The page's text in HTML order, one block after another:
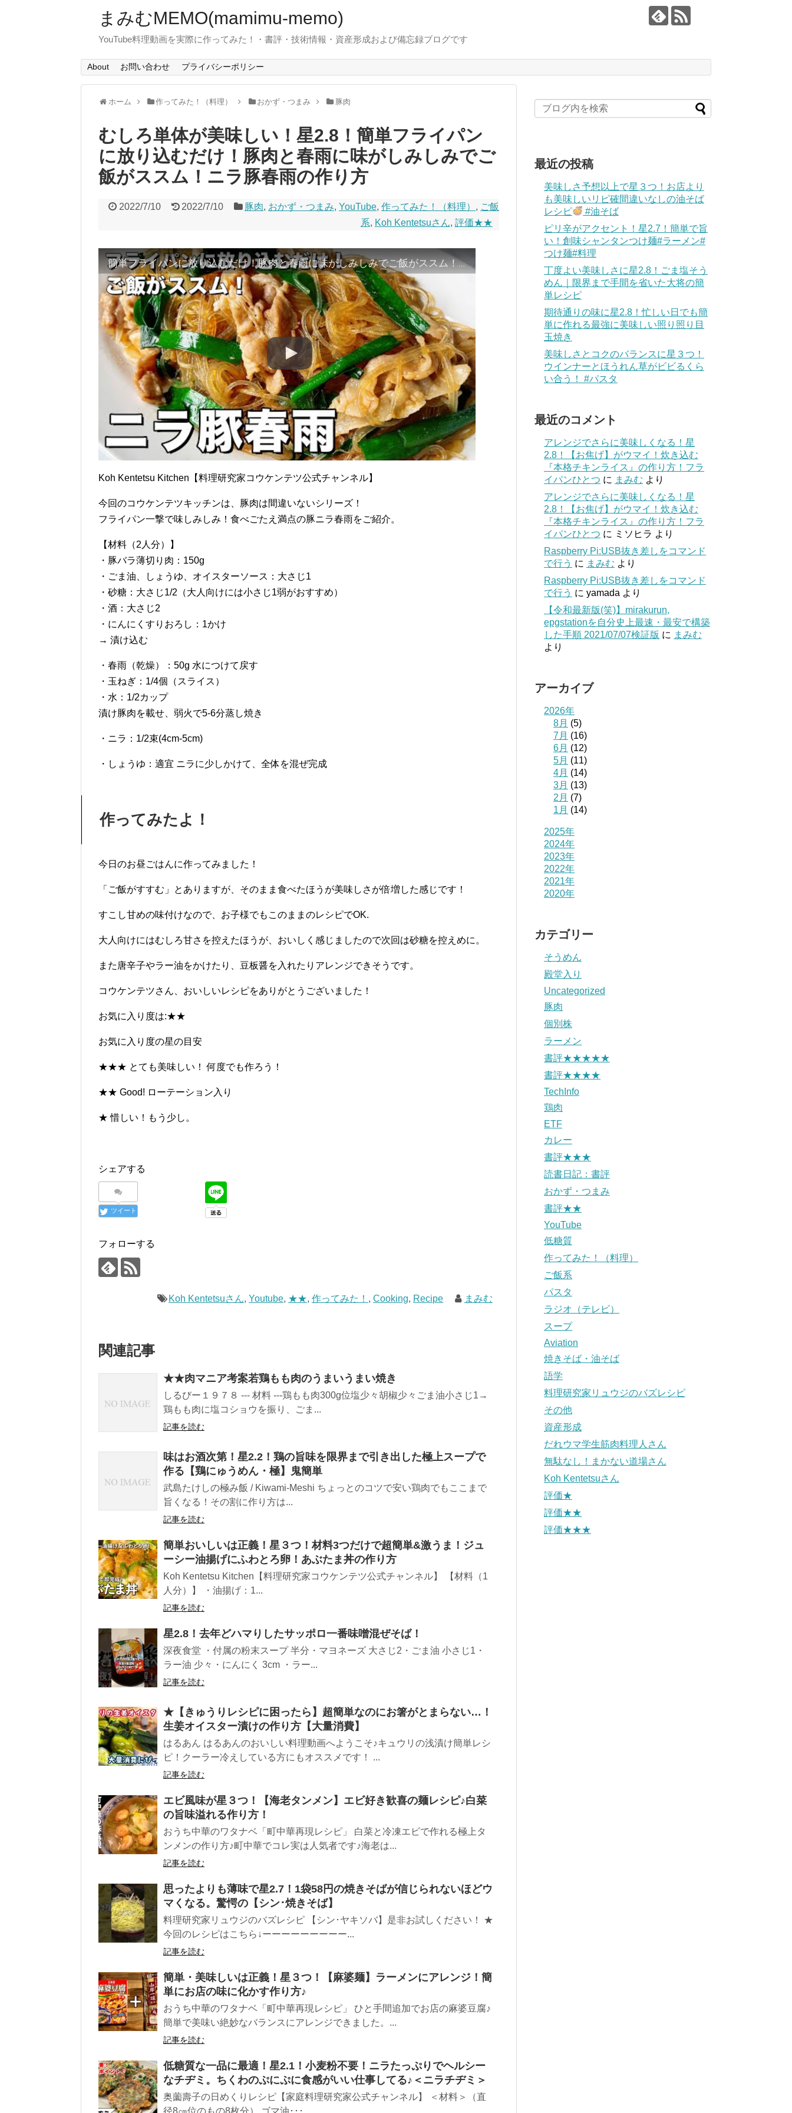
まみむMEMO(mamimu-memo)
YouTube料理動画を実際に作ってみた！・書評・技術情報・資産形成および備忘録ブログです
About お問い合わせ プライバシーポリシー
ホーム 作ってみた！（料理） おかず・つまみ 豚肉
むしろ単体が美味しい！星2.8！簡単フライパン
に放り込むだけ！豚肉と春雨に味がしみしみでご
飯がススム！ニラ豚春雨の作り方
2022/7/10 2022/7/10 豚肉, おかず・つまみ, YouTube, 作ってみた！（料理） , ご飯
系, Koh Kentetsuさん, 評価★★
簡単フライパンに放り込むだけ！豚肉と春雨に味がしみしみでご飯がススム！ニラ豚春雨の作り方
Koh Kentetsu Kitchen【料理研究家コウケンテツ公式チャンネル】
今回のコウケンテツキッチンは、豚肉は間違いないシリーズ！
フライパン一撃で味しみしみ！食べごたえ満点の豚ニラ春雨をご紹介。
【材料（2人分）】
・豚バラ薄切り肉：150g
・ごま油、しょうゆ、オイスターソース：大さじ1
・砂糖：大さじ1/2（大人向けには小さじ1弱がおすすめ）
・酒：大さじ2
・にんにくすりおろし：1かけ
→ 漬け込む
・春雨（乾燥）：50g 水につけて戻す
・玉ねぎ：1/4個（スライス）
・水：1/2カップ
漬け豚肉を載せ、弱火で5-6分蒸し焼き
・ニラ：1/2束(4cm-5cm)
・しょうゆ：適宜 ニラに少しかけて、全体を混ぜ完成
作ってみたよ！
今日のお昼ごはんに作ってみました！
「ご飯がすすむ」とありますが、そのまま食べたほうが美味しさが倍増した感じです！
すこし甘めの味付けなので、お子様でもこのままのレシピでOK.
大人向けにはむしろ甘さを控えたほうが、おいしく感じましたので次回は砂糖を控えめに。
また唐辛子やラー油をかけたり、豆板醤を入れたりアレンジできそうです。
コウケンテツさん、おいしいレシピをありがとうございました！
お気に入り度は:★★
お気に入り度の星の目安
★★★ とても美味しい！ 何度でも作ろう！
★★ Good! ローテーション入り
★ 惜しい！もう少し。
シェアする
ツイート
フォローする
Koh Kentetsuさん,Youtube, ★★,作ってみた！ ,Cooking, Recipe まみむ
関連記事
★★肉マニア考案若鶏もも肉のうまいうまい焼き
しるびー１９７８ --- 材料 ---鶏もも肉300g位塩少々胡椒少々ごま油小さじ1→
鶏もも肉に塩コショウを振り、ごま...
記事を読む
味はお酒次第！星2.2！鶏の旨味を限界まで引き出した極上スープで
作る【鶏にゅうめん・極】鬼簡単
武島たけしの極み飯 / Kiwami-Meshi ちょっとのコツで安い鶏肉でもここまで
旨くなる！その割に作り方は...
記事を読む
簡単おいしいは正義！星３つ！材料3つだけで超簡単&激うま！ジュ
ーシー油揚げにふわとろ卵！あぶたま丼の作り方
Koh Kentetsu Kitchen【料理研究家コウケンテツ公式チャンネル】 【材料（1
人分）】 ・油揚げ：1...
記事を読む
星2.8！去年どハマりしたサッポロ一番味噌混ぜそば！
深夜食堂 ・付属の粉末スープ 半分・マヨネーズ 大さじ2・ごま油 小さじ1・
ラー油 少々・にんにく 3cm ・ラー...
記事を読む
★【きゅうりレシピに困ったら】超簡単なのにお箸がとまらない…！
生姜オイスター漬けの作り方【大量消費】
はるあん はるあんのおいしい料理動画へようこそ♪キュウリの浅漬け簡単レシ
ピ！クーラー冷えしている方にもオススメです！ ...
記事を読む
エビ風味が星３つ！【海老タンメン】エビ好き歓喜の麺レシピ♪白菜
の旨味溢れる作り方！
おうち中華のワタナベ「町中華再現レシピ」 白菜と冷凍エビで作れる極上タ
ンメンの作り方♪町中華でコレ実は人気者です♪海老は...
記事を読む
思ったよりも薄味で星2.7！1袋58円の焼きそばが信じられないほどウ
マくなる。驚愕の【シン･焼きそば】
料理研究家リュウジのバズレシピ 【シン･ヤキソバ】是非お試しください！ ★
今回のレシピはこちら↓ーーーーーーーーー...
記事を読む
簡単・美味しいは正義！星３つ！【麻婆麺】ラーメンにアレンジ！簡
単にお店の味に化かす作り方♪
おうち中華のワタナベ「町中華再現レシピ」 ひと手間追加でお店の麻婆豆腐♪
簡単で美味い絶妙なバランスにアレンジできました。...
記事を読む
低糖質な一品に最適！星2.1！小麦粉不要！ニラたっぷりでヘルシー
なチヂミ。ちくわのぷにぷに食感がいい仕事してる♪＜ニラチヂミ＞
奥薗壽子の日めくりレシピ【家庭料理研究家公式チャンネル】 ＜材料＞（直
最近の投稿
美味しさ予想以上で星３つ！お店より
も美味しいリピ確間違いなしの油そば
レシピ
#油そば
ピリ辛がアクセント！星2.7！簡単で旨
い！創味シャンタンつけ麺#ラーメン#
つけ麺#料理
丁度よい美味しさに星2.8！ごま塩そう
めん｜限界まで手間を省いた大将の簡
単レシピ
期待通りの味に星2.8！忙しい日でも簡
単に作れる最強に美味しい照り照り目
玉焼き
美味しさとコクのバランスに星３つ！
ウインナーとほうれん草がビビるくら
い合う！ #パスタ
最近のコメント
アレンジでさらに美味しくなる！星
2.8！【お焦げ】がウマイ！炊き込む
『本格チキンライス』の作り方！フラ
イパンひとつ に まみむ より
アレンジでさらに美味しくなる！星
2.8！【お焦げ】がウマイ！炊き込む
『本格チキンライス』の作り方！フラ
イパンひとつ に ミソヒラ より
Raspberry Pi:USB抜き差しをコマンド
で行う に まみむ より
Raspberry Pi:USB抜き差しをコマンド
で行う に yamada より
【令和最新版(笑)】mirakurun,
epgstationを自分史上最速・最安で構築
した手順 2021/07/07検証版 に まみむ
より
アーカイブ
2026年
8月 (5)
7月 (16)
6月 (12)
5月 (11)
4月 (14)
3月 (13)
2月 (7)
1月 (14)
2025年
2024年
2023年
2022年
2021年
2020年
カテゴリー
そうめん
殿堂入り
Uncategorized
豚肉
個別株
ラーメン
書評★★★★★
書評★★★★
TechInfo
鶏肉
ETF
カレー
書評★★★
読書日記：書評
おかず・つまみ
書評★★
YouTube
低糖質
作ってみた！（料理）
ご飯系
パスタ
ラジオ（テレビ）
スープ
Aviation
焼きそば・油そば
語学
料理研究家リュウジのバズレシピ
その他
資産形成
だれウマ学生筋肉料理人さん
無駄なし！まかない道場さん
Koh Kentetsuさん
評価★
評価★★
評価★★★